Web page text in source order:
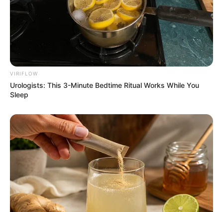
VIRIFLOW
Urologists: This 3-Minute Bedtime Ritual Works While You
Sleep